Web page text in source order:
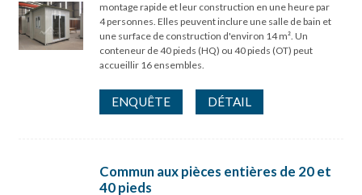
montage rapide et leur construction en une heure par
4 personnes. Elles peuvent inclure une salle de bain et
une surface de construction d'environ 14 m². Un
conteneur de 40 pieds (HQ) ou 40 pieds (OT) peut
accueillir 16 ensembles.
ENQUÊTE DÉTAIL
Commun aux pièces entières de 20 et
40 pieds